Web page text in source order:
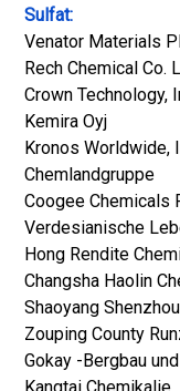
Sulfat:
Venator Materials
Rech Chemical Co.
Crown Technology,
Kemira Oyj
Kronos Worldwide,
Chemlandgruppe
Coogee Chemicals
Verdesianische
Hong Rendite
Changsha Haolin
Shaoyang
Zouping County
Gokay -Bergbau